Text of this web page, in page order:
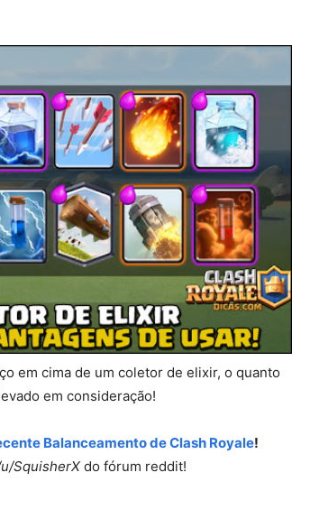
em cima de um coletor de elixir, o quanto
em consideração!
Balanceamento de Clash Royale!
SquisherX do fórum reddit!